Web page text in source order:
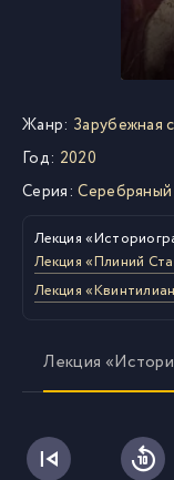
Жанр: Зарубежная
Год: 2020
Серия: Серебряный
Лекция
Лекция «Плиний
Лекция
Лекция